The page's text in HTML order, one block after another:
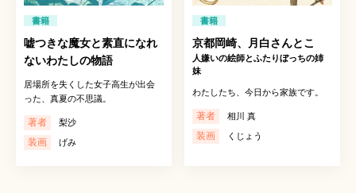
書籍
嘘つきな魔女と素直になれ
ないわたしの物語
居場所を失くした女子高生が出会
った、真夏の不思議。
著者 梨沙
装画 げみ
書籍
京都岡崎、月白さんとこ
人嫌いの絵師とふたりぼっちの姉
妹
わたしたち、今日から家族です。
著者 相川 真
装画 くじょう